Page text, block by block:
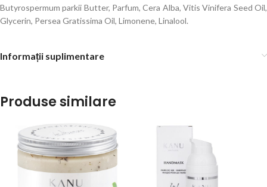
Butyrospermum parkii Butter, Parfum, Cera Alba, Vitis Vinifera Seed Oil,
Glycerin, Persea Gratissima Oil, Limonene, Linalool.
Informații suplimentare
Produse similare